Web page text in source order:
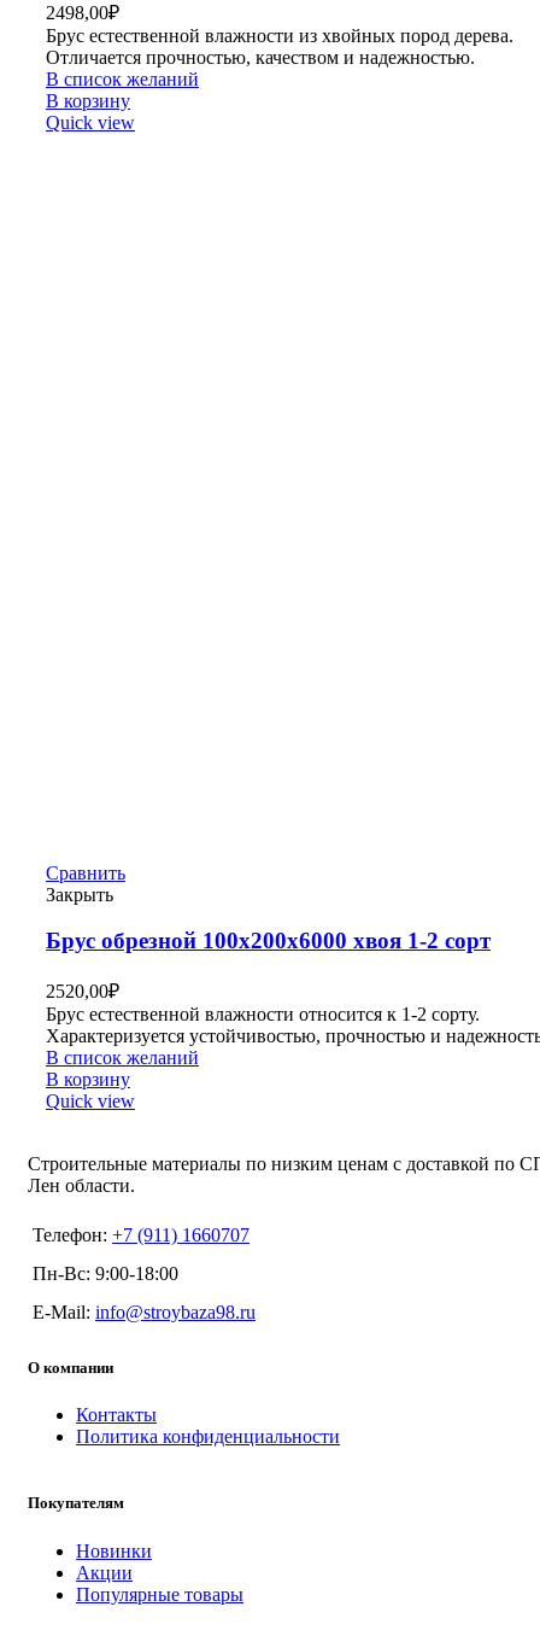
2498,00₽
Брус естественной влажности из хвойных пород дерева.
Отличается прочностью, качеством и надежностью.
В список желаний
В корзину
Quick view
Сравнить
Закрыть
Брус обрезной 100х200х6000 хвоя 1-2 сорт
2520,00₽
Брус естественной влажности относится к 1-2 сорту.
Характеризуется устойчивостью, прочностью и
В список желаний
В корзину
Quick view
Строительные материалы по низким ценам с доставкой по
Лен области.
Телефон: +7 (911) 1660707
Пн-Вс: 9:00-18:00
E-Mail: info@stroybaza98.ru
О компании
Контакты
Политика конфиденциальности
Покупателям
Новинки
Акции
Популярные товары